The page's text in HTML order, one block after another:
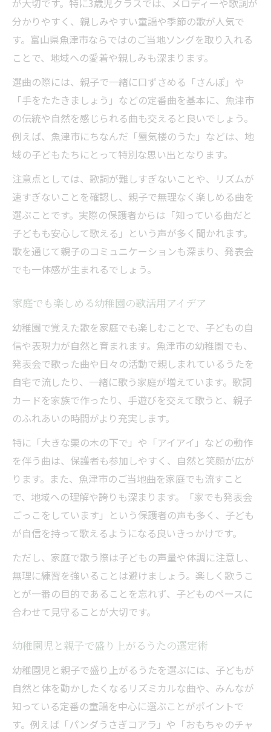
が大切です。特に3歳児クラスでは、メロディーや歌詞が
分かりやすく、親しみやすい童謡や季節の歌が人気で
す。富山県魚津市ならではのご当地ソングを取り入れる
ことで、地域への愛着や親しみも深まります。
選曲の際には、親子で一緒に口ずさめる「さんぽ」や
「手をたたきましょう」などの定番曲を基本に、魚津市
の伝統や自然を感じられる曲も交えると良いでしょう。
例えば、魚津市にちなんだ「蜃気楼のうた」などは、地
域の子どもたちにとって特別な思い出となります。
注意点としては、歌詞が難しすぎないことや、リズムが
速すぎないことを確認し、親子で無理なく楽しめる曲を
選ぶことです。実際の保護者からは「知っている曲だと
子どもも安心して歌える」という声が多く聞かれます。
歌を通じて親子のコミュニケーションも深まり、発表会
でも一体感が生まれるでしょう。
家庭でも楽しめる幼稚園の歌活用アイデア
幼稚園で覚えた歌を家庭でも楽しむことで、子どもの自
信や表現力が自然と育まれます。魚津市の幼稚園でも、
発表会で歌った曲や日々の活動で親しまれているうたを
自宅で流したり、一緒に歌う家庭が増えています。歌詞
カードを家族で作ったり、手遊びを交えて歌うと、親子
のふれあいの時間がより充実します。
特に「大きな栗の木の下で」や「アイアイ」などの動作
を伴う曲は、保護者も参加しやすく、自然と笑顔が広が
ります。また、魚津市のご当地曲を家庭でも流すこと
で、地域への理解や誇りも深まります。「家でも発表会
ごっこをしています」という保護者の声も多く、子ども
が自信を持って歌えるようになる良いきっかけです。
ただし、家庭で歌う際は子どもの声量や体調に注意し、
無理に練習を強いることは避けましょう。楽しく歌うこ
とが一番の目的であることを忘れず、子どものペースに
合わせて見守ることが大切です。
幼稚園児と親子で盛り上がるうたの選定術
幼稚園児と親子で盛り上がるうたを選ぶには、子どもが
自然と体を動かしたくなるリズミカルな曲や、みんなが
知っている定番の童謡を中心に選ぶことがポイントで
す。例えば「パンダうさぎコアラ」や「おもちゃのチャ